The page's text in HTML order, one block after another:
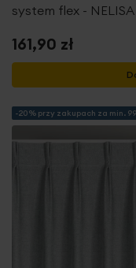
system flex - NELISA
161,90 zł
-20% przy zakupach za min. 99